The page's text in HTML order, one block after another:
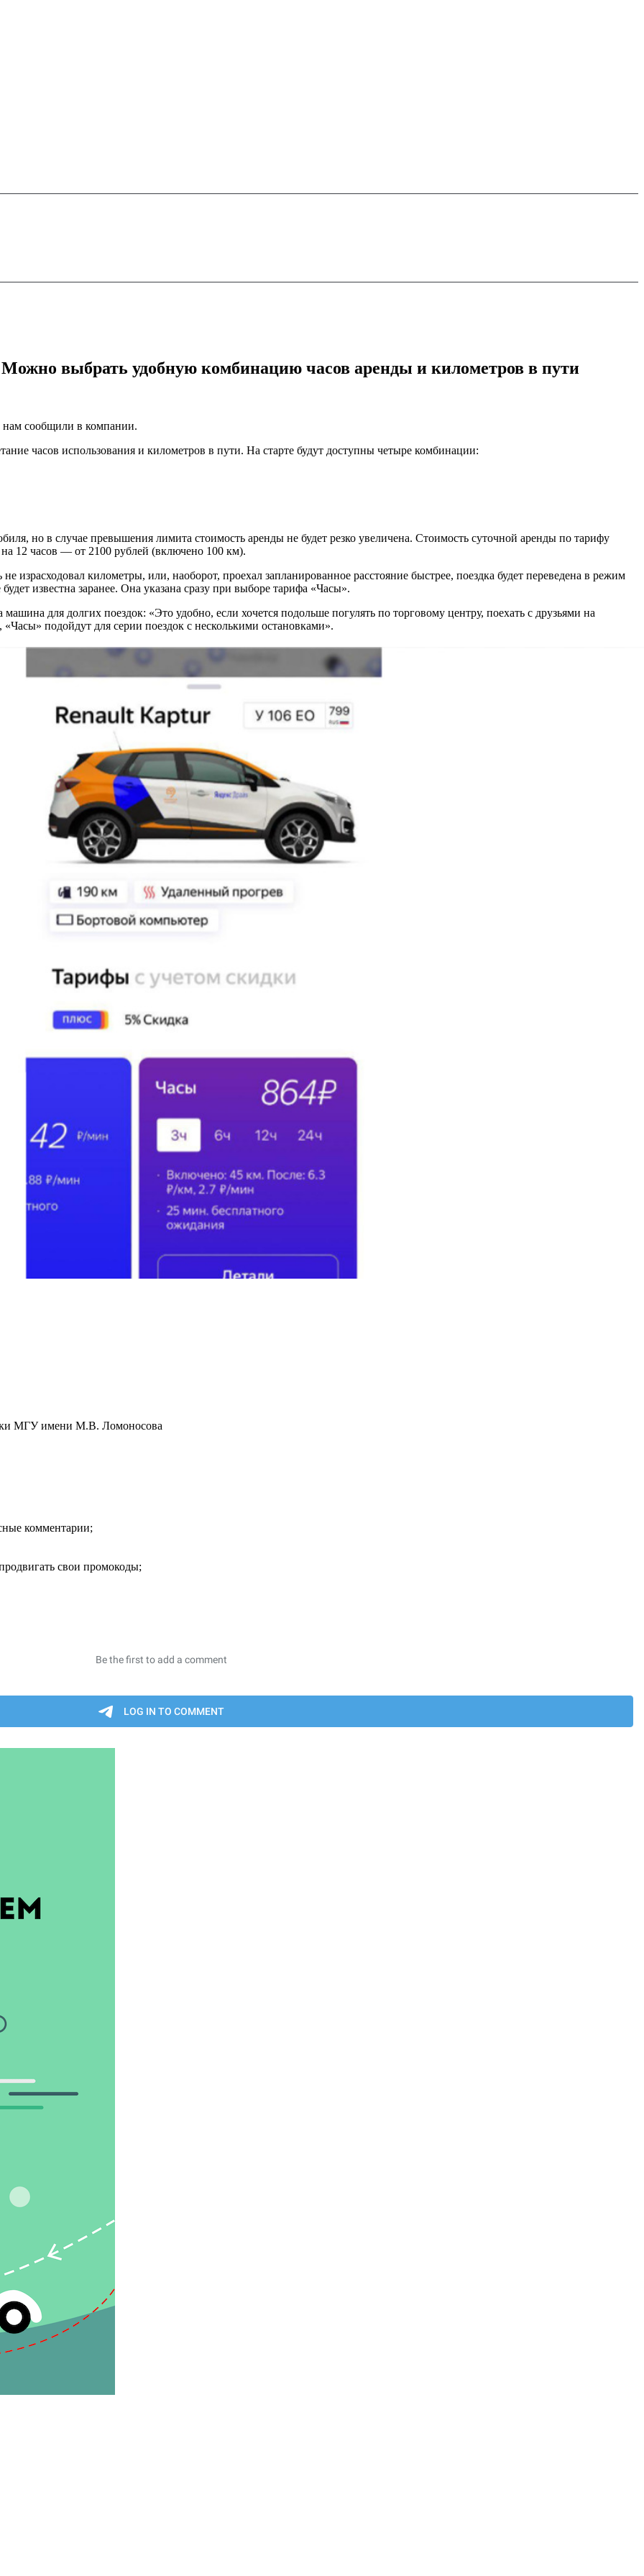
выбрать удобную комбинацию часов аренды и километров в пути
сообщили в компании.
часов использования и километров в пути. На старте будут доступны четыре комбинации:
но в случае превышения лимита стоимость аренды не будет резко увеличена. Стоимость суточной аренды по тарифу
12 часов — от 2100 рублей (включено 100 км).
израсходовал километры, или, наоборот, проехал запланированное расстояние быстрее, поездка будет переведена в режим
известна заранее. Она указана сразу при выборе тарифа «Часы».
для долгих поездок: «Это удобно, если хочется подольше погулять по торговому центру, поехать с друзьями на
подойдут для серии поездок с несколькими остановками».
МГУ имени М.В. Ломоносова
комментарии;
свои промокоды;